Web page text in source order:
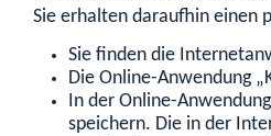
Sie erhalten daraufhin einen
Sie finden die
Die Online-Anwendung
In der Online-
speichern. Die in der